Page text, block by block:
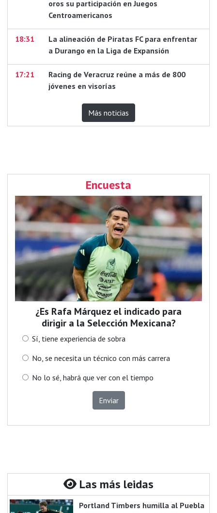
oros su participación en Juegos
Centroamericanos
18:31
La alineación de Piratas FC para enfrentar
a Durango en la Liga de Expansión
17:21
Racing de Veracruz reúne a más de 800
jóvenes en visorías
Más noticias
Encuesta
¿Es Rafa Márquez el indicado para
dirigir a la Selección Mexicana?
Sí, tiene experiencia de sobra
No, se necesita un técnico con más carrera
No lo sé, habrá que ver con el tiempo
Enviar
Las más leidas
Portland Timbers humilla al Puebla